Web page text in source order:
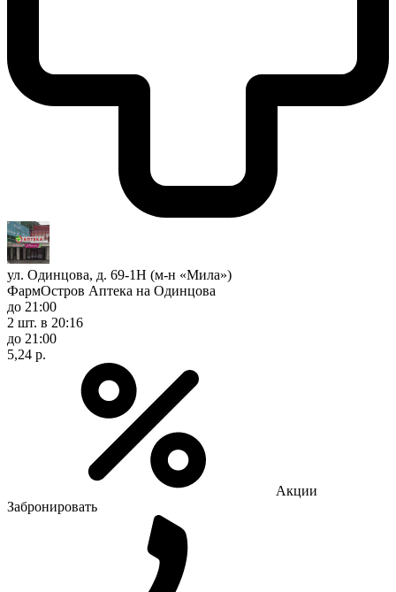
ул. Одинцова, д. 69-1Н (м-н «Мила»)
ФармОстров Аптека на Одинцова
до 21:00
2 шт. в 20:16
до 21:00
5,24 р.
Акции
Забронировать